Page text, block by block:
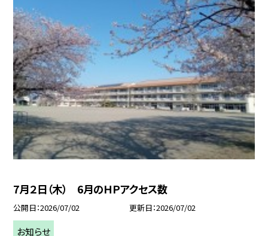
7月２日（木） 6月のＨＰアクセス数
公開日 2026/07/02 更新日 2026/07/02
お知らせ